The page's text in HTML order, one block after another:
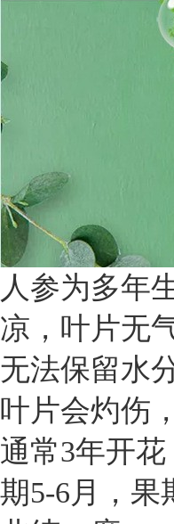
人参为多年
凉，叶片无
无法保留水
叶片会灼伤
通常3年开
期5-6月，果